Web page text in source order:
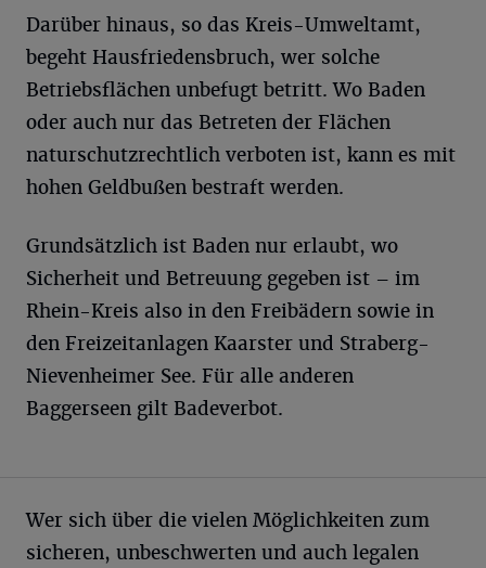
Darüber hinaus, so das Kreis-Umweltamt,
begeht Hausfriedensbruch, wer solche
Betriebsflächen unbefugt betritt. Wo Baden
oder auch nur das Betreten der Flächen
naturschutzrechtlich verboten ist, kann es mit
hohen Geldbußen bestraft werden.
Grundsätzlich ist Baden nur erlaubt, wo
Sicherheit und Betreuung gegeben ist – im
Rhein-Kreis also in den Freibädern sowie in
den Freizeitanlagen Kaarster und Straberg-
Nievenheimer See. Für alle anderen
Baggerseen gilt Badeverbot.
Wer sich über die vielen Möglichkeiten zum
sicheren, unbeschwerten und auch legalen